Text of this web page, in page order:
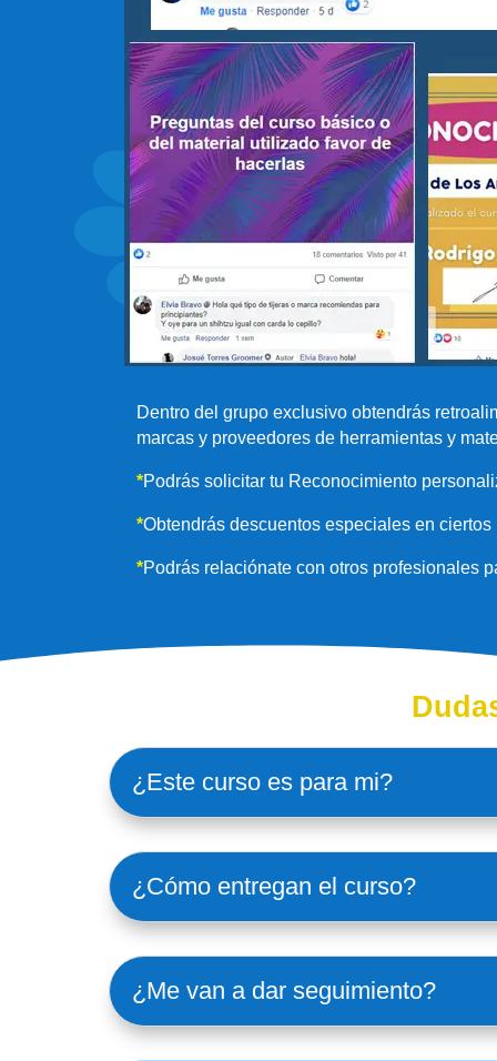
Dentro del grupo exclusivo obtendrás
marcas y proveedores de herramientas y
*Podrás solicitar tu Reconocimiento
*Obtendrás descuentos especiales en
*Podrás relaciónate con otros profesionales
¿Este curso es para mi?
¿Cómo entregan el curso?
¿Me van a dar seguimiento?